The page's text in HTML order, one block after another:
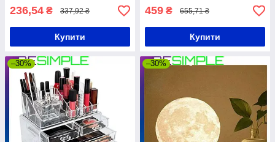
236,54 ₴ 337,92 ₴
Купити
459 ₴ 655,71 ₴
Купити
–30% –30%